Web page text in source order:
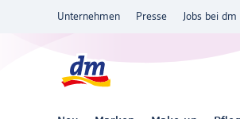
Unternehmen Presse Jobs bei dm